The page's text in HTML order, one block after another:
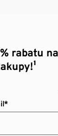
rabatu